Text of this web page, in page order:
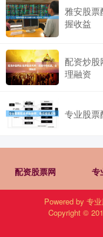
雅安股票
握收益
配资炒股
理融资
专业股票
配资股票网 专
Powered by 专
Copyright ©